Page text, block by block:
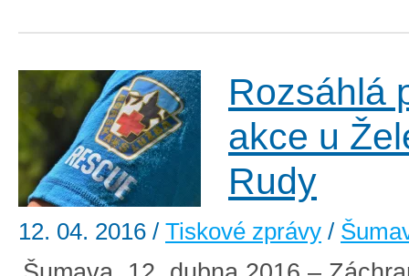
Rozsáhlá
akce u
Rudy
12. 04. 2016 / Tiskové zprávy /